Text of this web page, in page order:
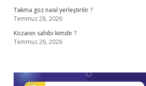
Takma göz nasıl yerleştirilir ?
Temmuz 28, 2026
Kozanın sahibi kimdir ?
Temmuz 26, 2026